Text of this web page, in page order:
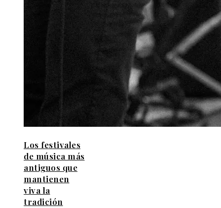
Los festivales
de música más
antiguos que
mantienen
viva la
tradición